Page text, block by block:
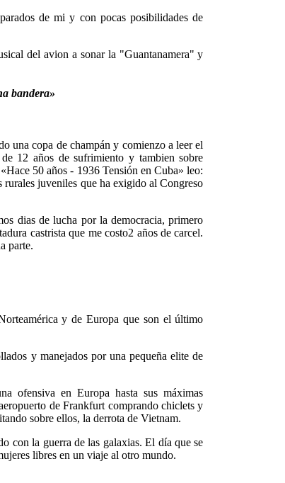
de mi y con pocas posibilidades de
del avion a sonar la "Guantanamera" y
bandera»
una copa de champán y comienzo a leer el
12 años de sufrimiento y tambien sobre
50 años - 1936 Tensión en Cuba» leo:
juveniles que ha exigido al Congreso
dias de lucha por la democracia, primero
castrista que me costo2 años de carcel.
parte.
y de Europa que son el último
y manejados por una pequeña elite de
ofensiva en Europa hasta sus máximas
de Frankfurt comprando chiclets y
sobre ellos, la derrota de Vietnam.
con la guerra de las galaxias. El día que se
libres en un viaje al otro mundo.